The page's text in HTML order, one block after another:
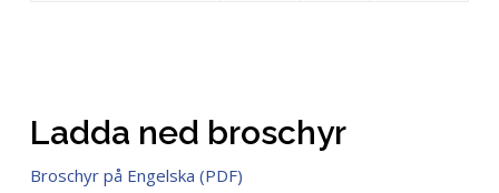
Ladda ned broschyr
Broschyr på Engelska (PDF)